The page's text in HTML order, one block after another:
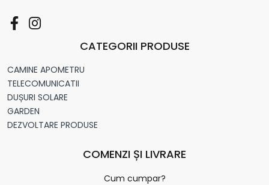
CATEGORII PRODUSE
CAMINE APOMETRU
TELECOMUNICATII
DUȘURI SOLARE
GARDEN
DEZVOLTARE PRODUSE
COMENZI ȘI LIVRARE
Cum cumpar?